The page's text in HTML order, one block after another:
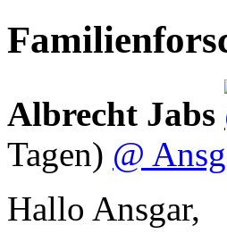
Albrecht Jabs
Tagen) @
Hallo Ansgar,